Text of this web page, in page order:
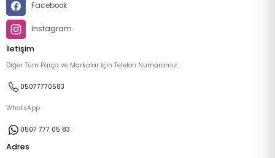
Facebook
Instagram
İletişim
Diğer Tüm Parça ve Markalar İçin Telefon Numaramız:
05077770583
WhatsApp
0507 777 05 83
Adres